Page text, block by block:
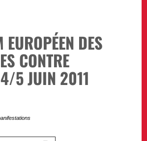
DES
CONTRE
5 JUIN 2011